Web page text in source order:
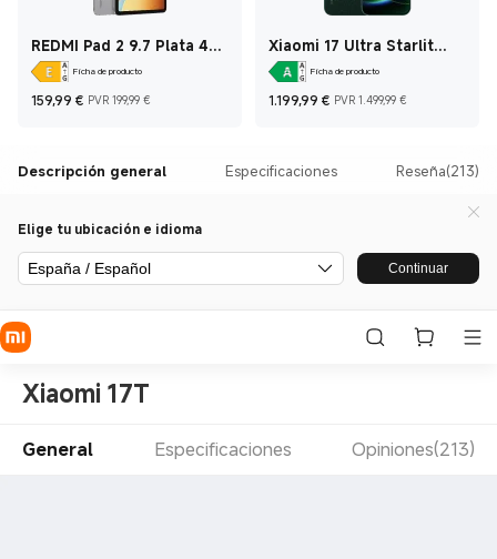
REDMI Pad 2 9.7 Plata 4
GB + 128 GB
Ficha de producto
159,99 € Current Price €159,99
PVR 199,99 € Precio de mercado 199,99 €
Xiaomi 17 Ultra Starlit
Green 16 GB+512 GB
Ficha de producto
1.199,99 € Current Price
PVR 1.499,99 €
Descripción general Especificaciones Reseña(213)